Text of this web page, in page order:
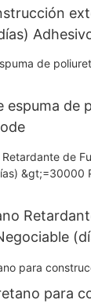
mayor -
espuma de
para